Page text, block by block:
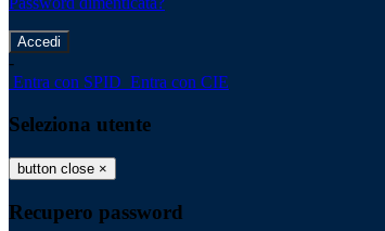
-
Entra con SPID Entra con CIE
Seleziona utente
button close ×
Recupero password